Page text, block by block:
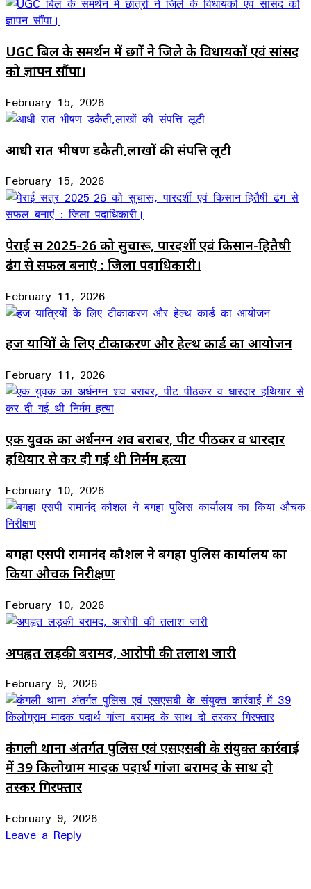
UGC बिल के समर्थन में छात्रों ने जिले के विधायकों एवं सांसद
को ज्ञापन सौंपा।
February 15, 2026
आधी रात भीषण डकैती,लाखों की संपत्ति लूटी
February 15, 2026
पेराई सत्र 2025-26 को सुचारू, पारदर्शी एवं किसान-हितैषी
ढंग से सफल बनाएं : जिला पदाधिकारी।
February 11, 2026
हज यात्रियों के लिए टीकाकरण और हेल्थ कार्ड का आयोजन
February 11, 2026
एक युवक का अर्धनग्न शव बराबर, पीट पीठकर व धारदार
हथियार से कर दी गई थी निर्मम हत्या
February 10, 2026
बगहा एसपी रामानंद कौशल ने बगहा पुलिस कार्यालय का
किया औचक निरीक्षण
February 10, 2026
अपह्वत लड़की बरामद, आरोपी की तलाश जारी
February 9, 2026
कंगली थाना अंतर्गत पुलिस एवं एसएसबी के संयुक्त कार्रवाई
में 39 किलोग्राम मादक पदार्थ गांजा बरामद के साथ दो
तस्कर गिरफ्तार
February 9, 2026
Leave a Reply